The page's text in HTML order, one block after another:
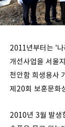
2011년부터는 '
개선사업을 서울
천안함 희생용사
제20회 보훈문화
2010년 3월 발생